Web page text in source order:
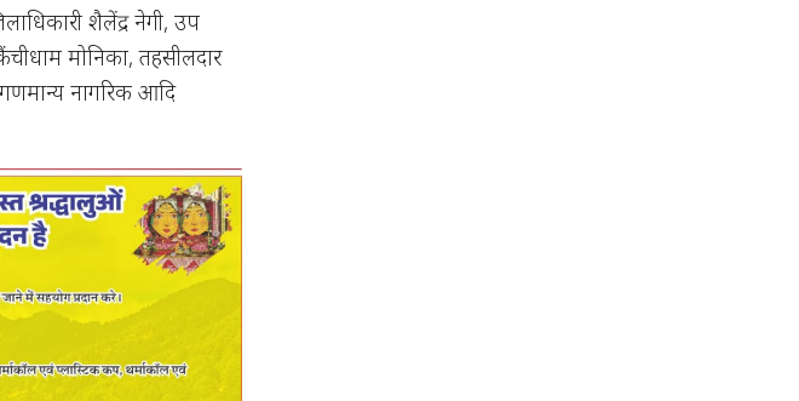
शैलेंद्र नेगी, उप
मोनिका, तहसीलदार
नागरिक आदि